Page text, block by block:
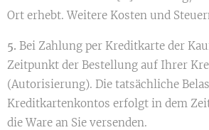
Ort erhebt. Weitere Kosten und
5. Bei Zahlung per Kreditkarte der
Zeitpunkt der Bestellung auf Ihrer
(Autorisierung). Die tatsächliche
Kreditkartenkontos erfolgt in dem
die Ware an Sie versenden.